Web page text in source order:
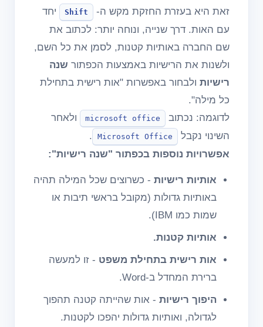
זאת היא בעזרת החזקת מקש ה-
Shift
יחד
עם האות. דרך שנייה, ונוחה יותר: לכתוב את
שם החברה באותיות קטנות, לסמן את כל השם,
ולשנות את הרישיות באמצעות הכפתורשנה
רישיותולבחור באפשרות "אות רישית בתחילת
כל מילה".
לדוגמה: נכתוב
microsoft office
ולאחר
השינוי נקבל Microsoft Office
.
אפשרויות נוספות בכפתור "שנה רישיות":
אותיות רישיות- כשרוצים שכל המילה תהיה
באותיות גדולות (מקובל בראשי תיבות או
שמות כמו IBM).
אותיות קטנות.
אות רישית בתחילת משפט- זו למעשה
ברירת המחדל ב-Word.
היפוך רישיות- אות שהייתה קטנה תהפוך
לגדולה, ואותיות גדולות יהפכו לקטנות.